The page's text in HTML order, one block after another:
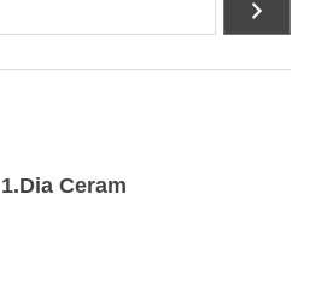
1.Dia Ceram